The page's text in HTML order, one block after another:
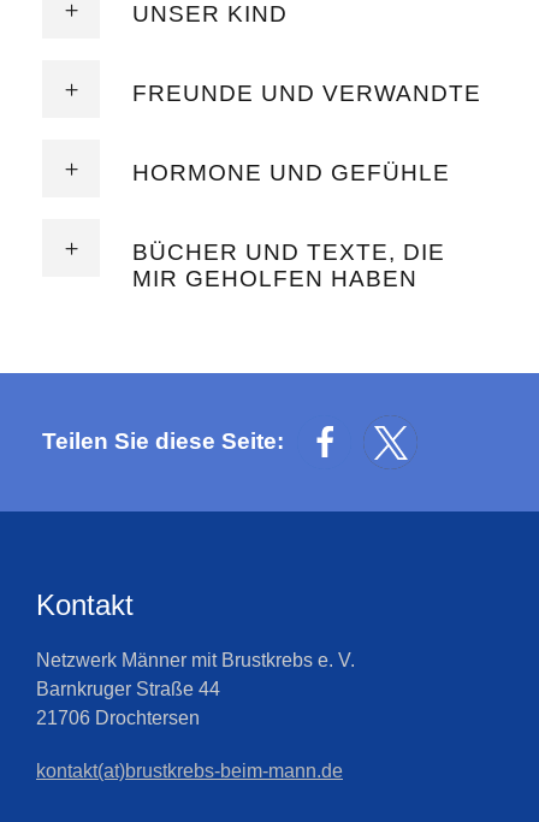
UNSER KIND
FREUNDE UND VERWANDTE
HORMONE UND GEFÜHLE
BÜCHER UND TEXTE, DIE
MIR GEHOLFEN HABEN
Teilen Sie diese Seite:
Kontakt
Netzwerk Männer mit Brustkrebs e. V.
Barnkruger Straße 44
21706 Drochtersen
kontakt(at)brustkrebs-beim-mann.de